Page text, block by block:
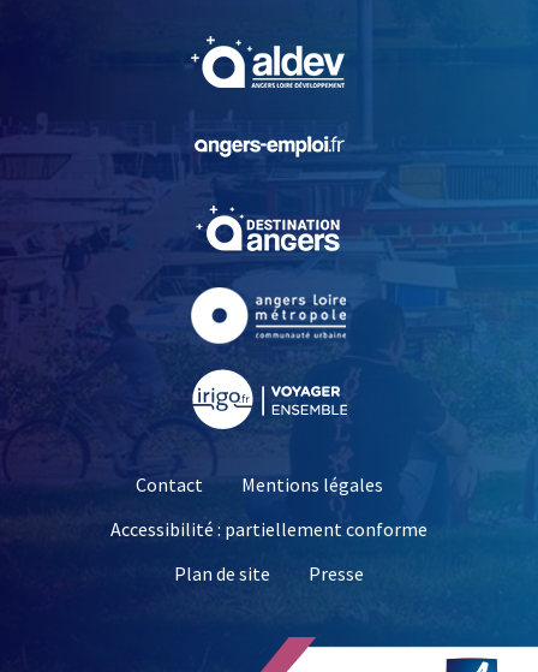
, Ouvre une nouvelle
, Ouvre une nouvelle
Contact
Mentions légales
Accessibilité : partiellement conforme
Plan de site
Presse